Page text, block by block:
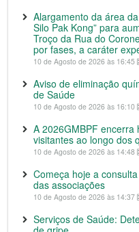
Alargamento da área
Silo Pak Kong” para
Troço da Rua do
por fases, a caráter
10 de Agosto de 2026 às 16:45
Aviso de eliminação
de Saúde
10 de Agosto de 2026 às 16:10
A 2026GMBPF encerra
visitantes ao longo dos
10 de Agosto de 2026 às 14:48
Começa hoje a
das associações
10 de Agosto de 2026 às 14:37
Serviços de Saúde: